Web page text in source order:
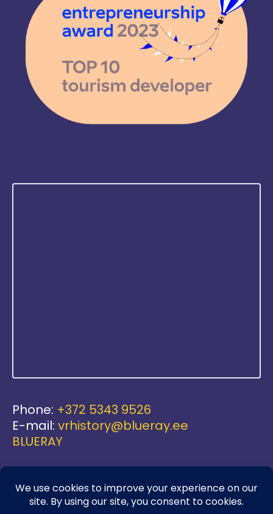
Phone: +372 5343 9526
E-mail: vrhistory@blueray.ee
BLUERAY